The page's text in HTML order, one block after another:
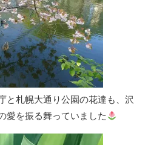
と札幌大通り公園の花達も、沢
愛を振る舞っていました